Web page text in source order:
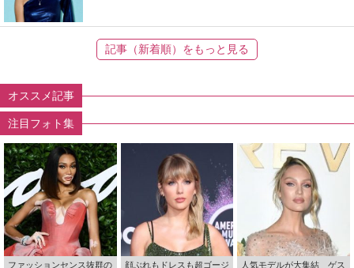
記事（新着順）をもっと見る
オススメ記事
注目フォト集
ファッションセンス抜群の
顔ぶれもドレスも超ゴージ
人気モデルが大集結 ゲス